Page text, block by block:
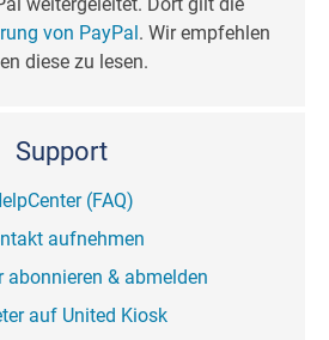
von PayPal. Wir empfehlen
diese zu lesen.
Support
(FAQ)
aufnehmen
abonnieren & abmelden
auf United Kiosk